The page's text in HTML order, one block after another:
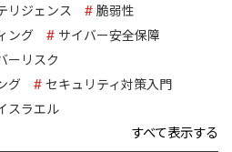
リジェンス
脆弱性
ング
サイバー安全保障
ーリスク
グ
セキュリティ対策入門
スラエル
すべて表示する